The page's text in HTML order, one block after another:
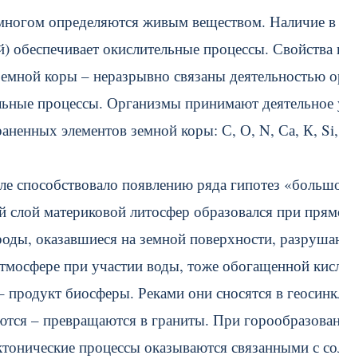
определяются живым веществом. Наличие в
окислительные процессы.
коры – неразрывно связаны деятельностью
процессы. Организмы принимают деятельное
элементов земной коры: С, О, N, Са, К,
способствовало появлению ряда гипотез
материковой литосфер образовался при
оказавшиеся на земной поверхности,
при участии воды, тоже обогащенной
биосферы. Реками они сносятся в
– превращаются в граниты. При
процессы оказываются связанными с